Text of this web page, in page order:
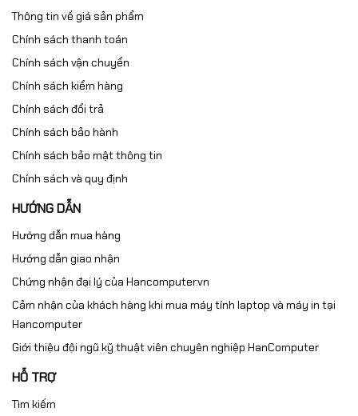
Thông tin về giá sản phẩm
Chính sách thanh toán
Chính sách vận chuyển
Chính sách kiểm hàng
Chính sách đổi trả
Chính sách bảo hành
Chính sách bảo mật thông tin
Chính sách và quy định
HƯỚNG DẪN
Hướng dẫn mua hàng
Hướng dẫn giao nhận
Chứng nhận đại lý của Hancomputer.vn
Cảm nhận của khách hàng khi mua máy tính laptop và máy in tại
Hancomputer
Giới thiệu đội ngũ kỹ thuật viên chuyên nghiệp HanComputer
HỖ TRỢ
Tìm kiếm